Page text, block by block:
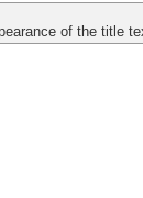
of the title